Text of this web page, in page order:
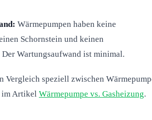
Wärmepumpen haben keine
Schornstein und keinen
Wartungsaufwand ist minimal.
Vergleich speziell zwischen
im Artikel Wärmepumpe vs. Gasheizung.